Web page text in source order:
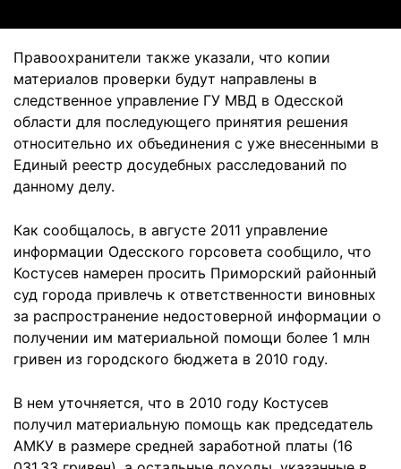
Правоохранители также указали, что копии
материалов проверки будут направлены в
следственное управление ГУ МВД в Одесской
области для последующего принятия решения
относительно их объединения с уже внесенными в
Единый реестр досудебных расследований по
данному делу.
Как сообщалось, в августе 2011 управление
информации Одесского горсовета сообщило, что
Костусев намерен просить Приморский районный
суд города привлечь к ответственности виновных
за распространение недостоверной информации о
получении им материальной помощи более 1 млн
гривен из городского бюджета в 2010 году.
В нем уточняется, что в 2010 году Костусев
получил материальную помощь как председатель
АМКУ в размере средней заработной платы (16